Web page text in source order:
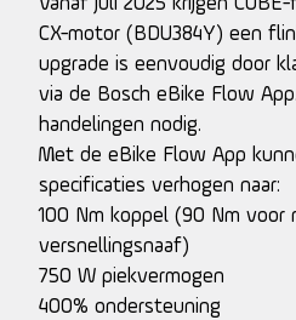
CX-motor (BDU384Y) een
upgrade is eenvoudig door
via de Bosch eBike Flow
handelingen nodig.
Met de eBike Flow App
specificaties verhogen naar:
100 Nm koppel (90 Nm voor
versnellingsnaaf)
750 W piekvermogen
400% ondersteuning